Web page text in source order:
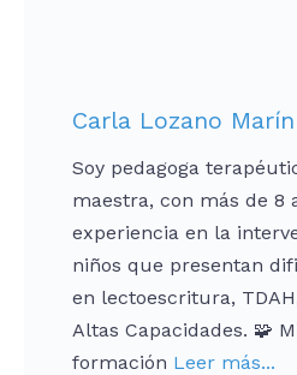
Carla Lozano Marín
Soy pedagoga
maestra, con más de 8
experiencia en la
niños que presentan
en lectoescritura,
Altas Capacidades. 🧩
formación Leer más...